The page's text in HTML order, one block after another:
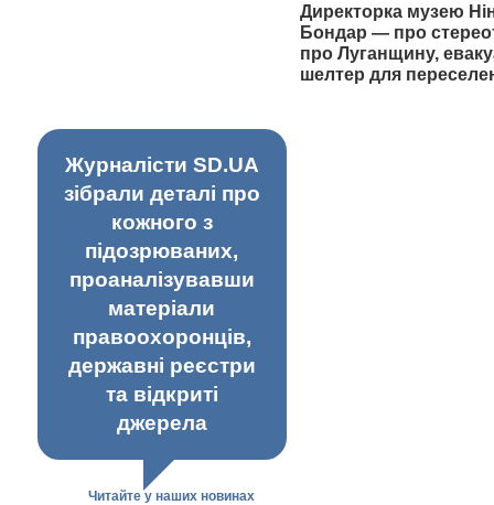
Директорка музею
Бондар — про
про Луганщину,
шелтер для
Журналісти SD.UA
зібрали деталі про
кожного з
підозрюваних,
проаналізувавши
матеріали
правоохоронців,
державні реєстри
та відкриті
джерела
Читайте у наших новинах